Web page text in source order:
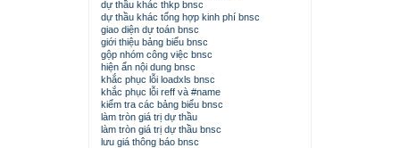
dự thầu khác thkp bnsc
dự thầu khác tổng hợp kinh phí bnsc
giao diện dự toán bnsc
giới thiệu bảng biểu bnsc
gộp nhóm công việc bnsc
hiện ẩn nội dung bnsc
khắc phục lỗi loadxls bnsc
khắc phục lỗi reff và #name
kiểm tra các bảng biểu bnsc
làm tròn giá trị dự thầu
làm tròn giá trị dự thầu bnsc
lưu giá thông báo bnsc